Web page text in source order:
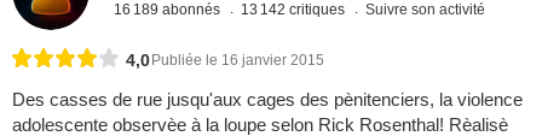
16 189 abonnés 13 142 critiques Suivre son activité
4,0Publiée le 16 janvier 2015
Des casses de rue jusqu'aux cages des pènitenciers, la violence
adolescente observèe à la loupe selon Rick Rosenthal! Rèalisè